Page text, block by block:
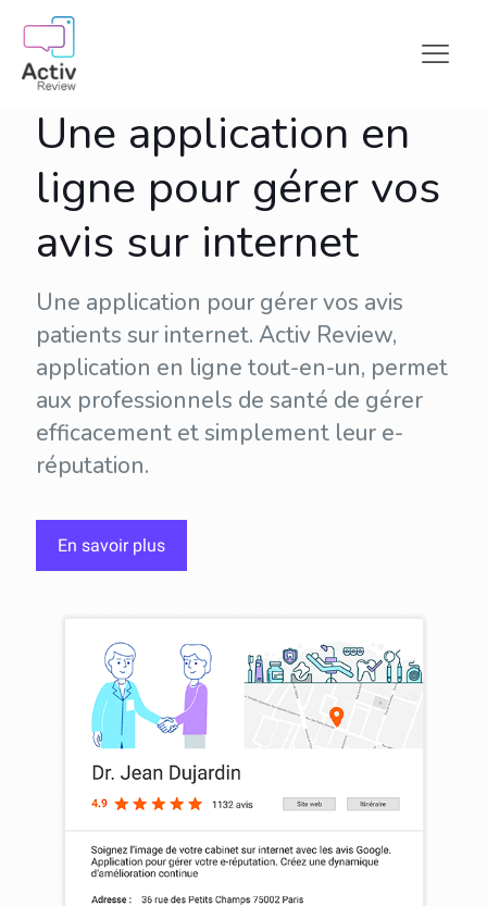
Une application en
ligne pour gérer vos
avis sur internet
Une application pour gérer vos avis
patients sur internet. Activ Review,
application en ligne tout-en-un, permet
aux professionnels de santé de gérer
efficacement et simplement leur e-
réputation.
En savoir plus